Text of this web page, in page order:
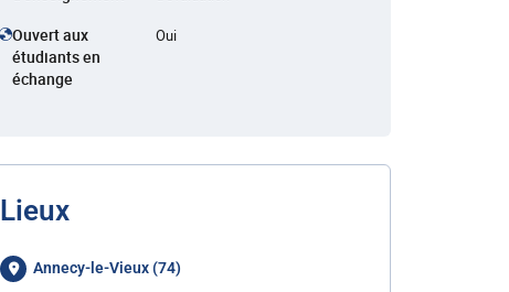
Ouvert aux
étudiants en
échange
Oui
Lieux
Annecy-le-Vieux (74)